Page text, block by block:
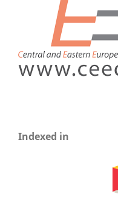
Indexed in